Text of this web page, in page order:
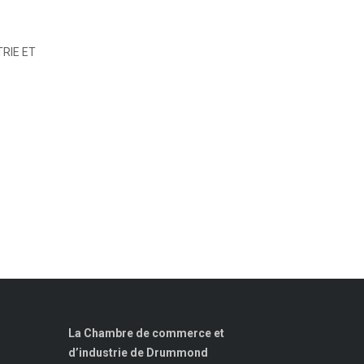
ET
La Chambre de commerce et
d’industrie de Drummond